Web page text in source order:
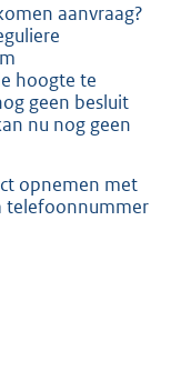
aanvraag?
hoogte te
geen besluit
nu nog geen
opnemen met
telefoonnummer